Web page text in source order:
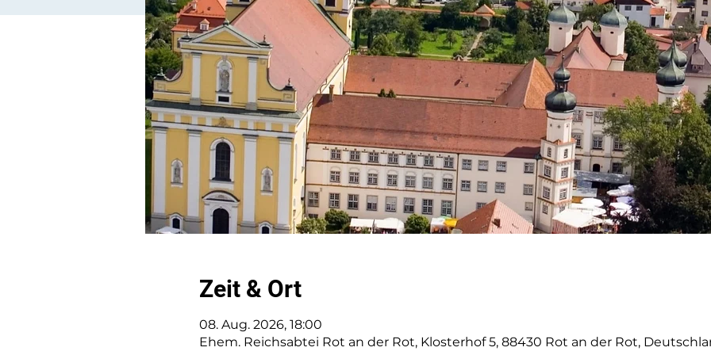
Zeit & Ort
08. Aug. 2026, 18:00
Ehem. Reichsabtei Rot an der Rot, Klosterhof 5, 88430 Rot an der Rot,